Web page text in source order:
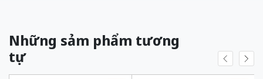
Những sảm phẩm tương
tự